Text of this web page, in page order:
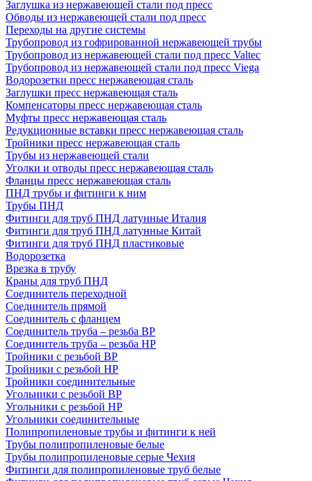
Заглушка из нержавеющей стали под пресс
Обводы из нержавеющей стали под пресс
Переходы на другие системы
Трубопровод из гофрированной нержавеющей трубы
Трубопровод из нержавеющей стали под пресс Valtec
Трубопровод из нержавеющей стали под пресс Viega
Водорозетки пресс нержавеющая сталь
Заглушки пресс нержавеющая сталь
Компенсаторы пресс нержавеющая сталь
Муфты пресс нержавеющая сталь
Редукционные вставки пресс нержавеющая сталь
Тройники пресс нержавеющая сталь
Трубы из нержавеющей стали
Уголки и отводы пресс нержавеющая сталь
Фланцы пресс нержавеющая сталь
ПНД трубы и фитинги к ним
Трубы ПНД
Фитинги для труб ПНД латунные Италия
Фитинги для труб ПНД латунные Китай
Фитинги для труб ПНД пластиковые
Водорозетка
Врезка в трубу
Краны для труб ПНД
Соединитель переходной
Соединитель прямой
Соединитель с фланцем
Соединитель труба – резьба ВР
Соединитель труба – резьба НР
Тройники с резьбой ВР
Тройники с резьбой НР
Тройники соединительные
Угольники с резьбой ВР
Угольники с резьбой НР
Угольники соединительные
Полипропиленовые трубы и фитинги к ней
Трубы полипропиленовые белые
Трубы полипропиленовые серые Чехия
Фитинги для полипропиленовые труб белые